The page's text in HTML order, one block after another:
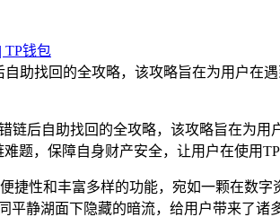
TP钱包
助找回的全攻略，该攻略旨在为用户在
后自助找回的全攻略，该攻略旨在为用
题，保障自身财产安全，让用户在使用
性和丰富多样的功能，宛如一颗在数字
静湖面下隐藏的暗流，给用户带来了诸